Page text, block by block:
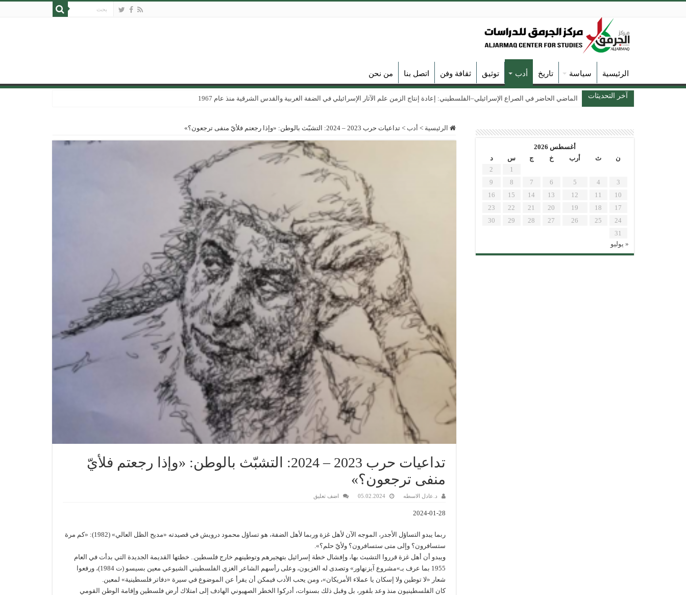
الرئيسية سياسة تاريخ أدب توثيق ثقافة وفن اتصل بنا من نحن
آخر التحديثات الماضي الحاضر في الصراع الإسرائيلي–الفلسطيني: إعادة إنتاج الزمن علم الآثار الإسرائيلي في الضفة الغربية والقدس الشرقية منذ عام 1967
الرئيسية > أدب > تداعيات حرب 2023 – 2024: التشبّث بالوطن: «وإذا رجعتم فلأيّ منفى ترجعون؟»
تداعيات حرب 2023 – 2024: التشبّث بالوطن: «وإذا رجعتم فلأيّ
منفى ترجعون؟»
د.عادل الاسطه 05.02.2024 اضف تعليق
2024-01-28
ربما يبدو التساؤل الأجدر، الموجه الآن لأهل غزة وربما لأهل الضفة، هو تساؤل محمود درويش في قصيدته «مديح الظل العالي» (1982): «كم مرة
ستسافرون؟ وإلى متى ستسافرون؟ ولأيّ حلم؟».
ويبدو أن أهل غزة قرروا التشبث بها، وإفشال خطة إسرائيل بتهجيرهم وتوطينهم خارج فلسطين.. خطتها القديمة الجديدة التي بدأت في العام
1955 بما عرف بـ»مشروع آيزنهاور» وتصدى له الغزيون، وعلى رأسهم الشاعر الغزي الفلسطيني الشيوعي معين بسيسو (ت 1984)، ورفعوا
شعار «لا توطين ولا إسكان يا عملاء الأمريكان»، ومن يحب الأدب فيمكن أن يقرأ عن الموضوع في سيرة «دفاتر فلسطينية» لمعين.
كان الفلسطينيون منذ وعد بلفور، بل وقبل ذلك بسنوات، أدركوا الخطر الصهيوني الهادف إلى امتلاك أرض فلسطين وإقامة الوطن القومي
أغسطس 2026
ن
ث أرب خ ج س
د
1
2
3
4
5
6
7
8
9
10
11
12
13
14
15
16
17
18
19
20
21
22
23
24
25
26
27
28
29
30
31
« يوليو